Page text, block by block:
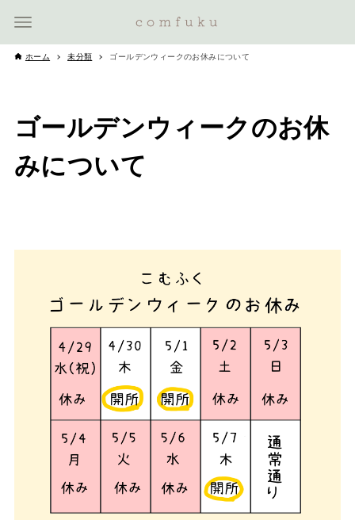
ホーム 未分類 ゴールデンウィークのお休みについて
ゴールデンウィークのお休
みについて